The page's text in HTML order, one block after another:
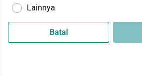
Lainnya
Batal